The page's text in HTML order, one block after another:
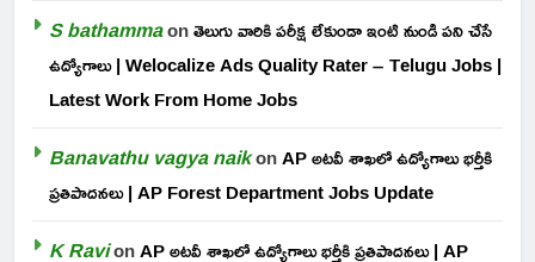
S bathammaonతెలుగు వారికి పరీక్ష లేకుండా ఇంటి నుండి పని చేసే
ఉద్యోగాలు | Welocalize Ads Quality Rater – Telugu Jobs |
Latest Work From Home Jobs
Banavathu vagya naikonAP అటవీ శాఖలో ఉద్యోగాలు భర్తీకి
ప్రతిపాదనలు | AP Forest Department Jobs Update
K RavionAP అటవీ శాఖలో ఉద్యోగాలు భర్తీకి ప్రతిపాదనలు | AP